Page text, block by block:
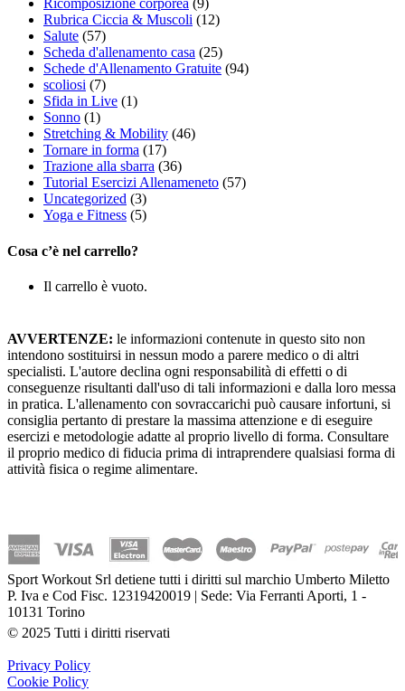
Ricomposizione corporea (9)
Rubrica Ciccia & Muscoli (12)
Salute (57)
Scheda d'allenamento casa (25)
Schede d'Allenamento Gratuite (94)
scoliosi (7)
Sfida in Live (1)
Sonno (1)
Stretching & Mobility (46)
Tornare in forma (17)
Trazione alla sbarra (36)
Tutorial Esercizi Allenameneto (57)
Uncategorized (3)
Yoga e Fitness (5)
Cosa c’è nel carrello?
Il carrello è vuoto.
AVVERTENZE: le informazioni contenute in questo sito non
intendono sostituirsi in nessun modo a parere medico o di altri
specialisti. L'autore declina ogni responsabilità di effetti o di
conseguenze risultanti dall'uso di tali informazioni e dalla loro messa
in pratica. L'allenamento con sovraccarichi può causare infortuni, si
consiglia pertanto di prestare la massima attenzione e di eseguire
esercizi e metodologie adatte al proprio livello di forma. Consultare
il proprio medico di fiducia prima di intraprendere qualsiasi forma di
attività fisica o regime alimentare.
Sport Workout Srl detiene tutti i diritti sul marchio Umberto Miletto
P. Iva e Cod Fisc. 12319420019 | Sede: Via Ferranti Aporti, 1 -
10131 Torino
© 2025 Tutti i diritti riservati
Privacy Policy
Cookie Policy